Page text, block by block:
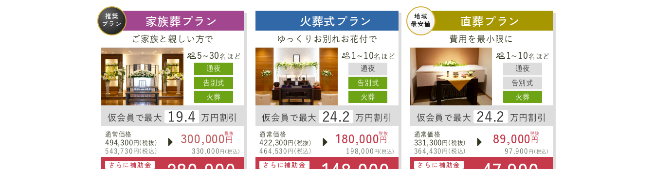
推奨
プラン
家族葬プラン
ご家族と親しい方で
5~30 名ほど
通夜
告別式
火葬
仮会員で最大 19.4 万円割引
通常価格
494,300 円(税抜)
543,730 円(税込)
300,000税抜
円
330,000 円(税込)
さらに補助金
火葬式プラン
ゆっくりお別れお花付で
1~10名ほど
通夜
告別式
火葬
仮会員で最大 24.2 万円割引
通常価格
422,300 円(税抜)
464,530 円(税込)
180,000税抜
円
198,000 円(税込)
さらに補助金
地域
最安値
直葬プラン
費用を最小限に
1~10 名ほど
通夜
告別式
火葬
仮会員で最大 24.2 万円割引
通常価格
331,300 円(税抜)
364,430 円(税込)
89,000税抜
円
97,900 円(税込)
さらに補助金